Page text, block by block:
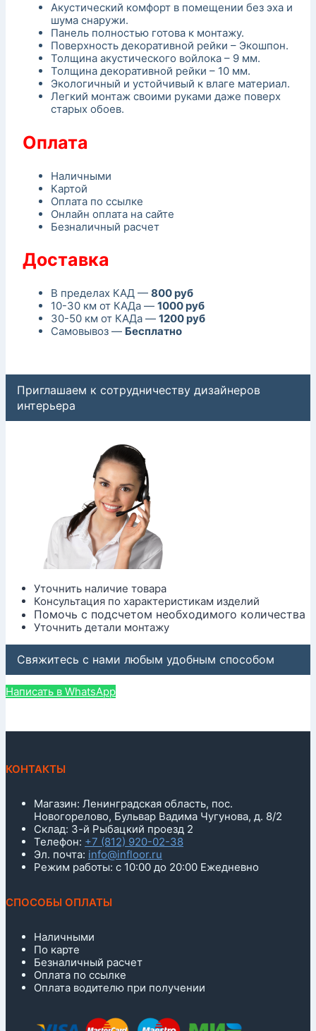
Акустический комфорт в помещении без эха и
шума снаружи.
Панель полностью готова к монтажу.
Поверхность декоративной рейки – Экошпон.
Толщина акустического войлока – 9 мм.
Толщина декоративной рейки – 10 мм.
Экологичный и устойчивый к влаге материал.
Легкий монтаж своими руками даже поверх
старых обоев.
Оплата
Наличными
Картой
Оплата по ссылке
Онлайн оплата на сайте
Безналичный расчет
Доставка
В пределах КАД — 800 руб
10-30 км от КАДа — 1000 руб
30-50 км от КАДа — 1200 руб
Самовывоз — Бесплатно
Приглашаем к сотрудничеству дизайнеров
интерьера
Уточнить наличие товара
Консультация по характеристикам изделий
Помочь с подсчетом необходимого количества
Уточнить детали монтажу
Свяжитесь с нами любым удобным способом
Написать в WhatsApp
КОНТАКТЫ
Магазин: Ленинградская область, пос.
Новогорелово, Бульвар Вадима Чугунова, д. 8/2
Склад: 3-й Рыбацкий проезд 2
Телефон: +7 (812) 920-02-38
Эл. почта: info@infloor.ru
Режим работы: с 10:00 до 20:00 Ежедневно
СПОСОБЫ ОПЛАТЫ
Наличными
По карте
Безналичный расчет
Оплата по ссылке
Оплата водителю при получении